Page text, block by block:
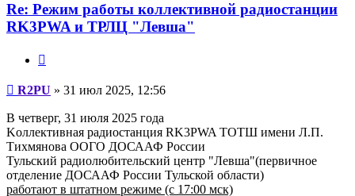
Re: Режим работы коллективной радиостанции
RK3PWA и ТРЛЦ "Левша"
Сообщение
R2PU » 31 июл 2025, 12:56
В четверг, 31 июля 2025 года
Kоллективная радиостанция RK3PWA ТОТШ имени Л.П.
Тихмянова ООГО ДОСААФ России
Тульский радиолюбительский центр "Левша"(первичное
отделение ДОСААФ России Тульской области)
работают в штатном режиме (с 17:00 мск)